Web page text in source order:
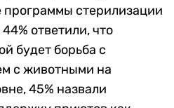
программы стерилизации
ответили, что
будет борьба с
с животными на
45% назвали